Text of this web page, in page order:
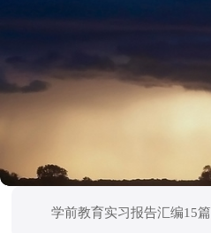
学前教育实习报告汇编15篇